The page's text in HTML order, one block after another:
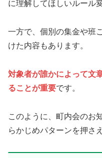
に理解してほしいルール
一方で、個別の集金や班
けた内容もあります。
対象者が誰かによって文
ることが重要です。
このように、町内会のお
らかじめパターンを押さ